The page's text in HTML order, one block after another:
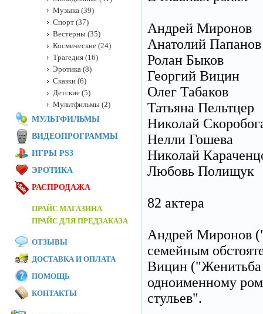
Андрей Миронов
Анатолий Папанов
Ролан Быков
Георгий Вицин
Олег Табаков
Татьяна Пельтцер
Николай
Нелли Гошева
Николай
Любовь Полищук
82 актера
Андрей Миронов
семейным
Вицин ("Женитьба
одноименному
стульев".
Музыка (39)
Спорт (37)
Вестерны (35)
Космические (24)
Трагедия (16)
Эротика (8)
Сказки (6)
Детские (5)
Мультфильмы (2)
МУЛЬТФИЛЬМЫ
ВИДЕОПРОГРАММЫ
ИГРЫ PS3
ЭРОТИКА
РАСПРОДАЖА
ПРАЙС МАГАЗИНА
ПРАЙС ДЛЯ ПРЕДЗАКАЗА
ОТЗЫВЫ
ДОСТАВКА И ОПЛАТА
ПОМОЩЬ
КОНТАКТЫ